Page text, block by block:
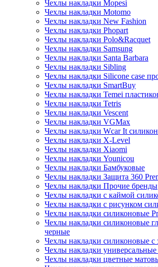
Чехлы накладки Mopesi
Чехлы накладки Motomo
Чехлы накладки New Fashion
Чехлы накладки Phopart
Чехлы накладки Polo&Racquet
Чехлы накладки Samsung
Чехлы накладки Santa Barbara
Чехлы накладки Sibling
Чехлы накладки Silicone case
Чехлы накладки SmartBuy
Чехлы накладки Temei
Чехлы накладки Tetris
Чехлы накладки Vescent
Чехлы накладки VGMax
Чехлы накладки Wcar It
Чехлы накладки X-Level
Чехлы накладки Xiaomi
Чехлы накладки Younicou
Чехлы накладки Бамбуковые
Чехлы накладки Защита 360
Чехлы накладки Прочие бренды
Чехлы накладки с каймой
Чехлы накладки с рисунком
Чехлы накладки силиконовые
Чехлы накладки силиконовые
черные
Чехлы накладки силиконовые с
Чехлы накладки
Чехлы накладки цветные